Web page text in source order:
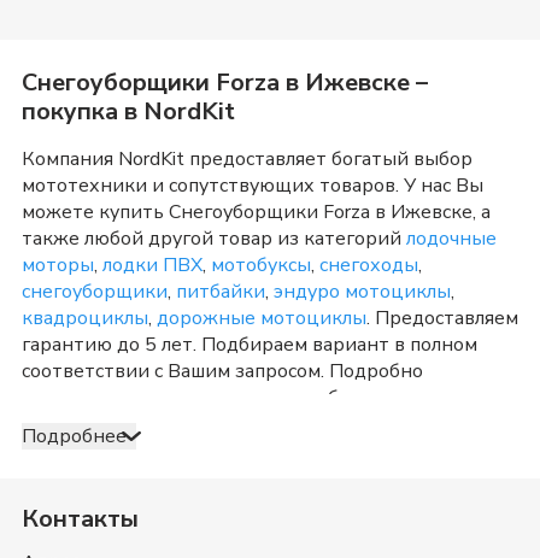
Снегоуборщики Forza в Ижевске–
покупка в NordKit
Компания NordKit предоставляет богатый выбор
мототехники и сопутствующих товаров. У нас Вы
можете купить Снегоуборщики Forza в Ижевске, а
также любой другой товар из категорий лодочные
моторы, лодки ПВХ, мотобуксы, снегоходы,
снегоуборщики, питбайки, эндуро мотоциклы,
квадроциклы, дорожные мотоциклы. Предоставляем
гарантию до 5 лет. Подбираем вариант в полном
соответствии с Вашим запросом. Подробно
консультируем и отвечаем на любые вопросы по
телефону и в шоу-руме в
категорииСнегоуборщики Forza
Удмуртия
принимается несколькими способами: наличными,
Подробнее
Контакты